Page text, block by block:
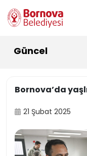
Güncel
Bornova’da
21 Şubat 2025